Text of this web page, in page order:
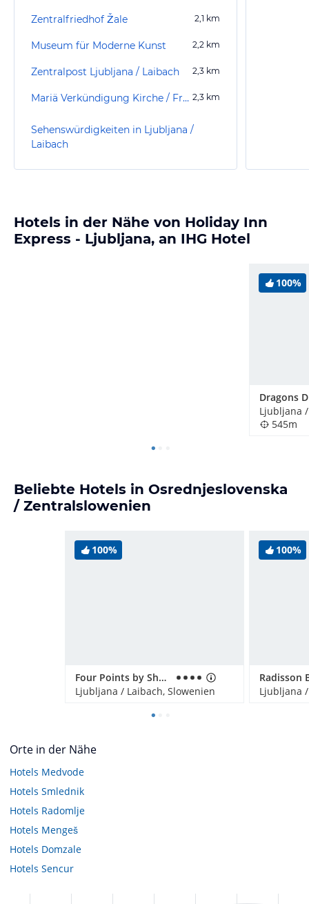
Zentralfriedhof Žale 2,1 km
Museum für Moderne Kunst 2,2 km
Zentralpost Ljubljana / Laibach 2,3 km
Mariä Verkündigung Kirche / Franziskanerkirche 2,3 km
Sehenswürdigkeiten in Ljubljana /
Laibach
Hotels in der Nähe von Holiday Inn
Express - Ljubljana, an IHG Hotel
100%
Ljubljana
545m
Beliebte Hotels in Osrednjeslovenska
/ Zentralslowenien
100%
Four Points by Sheraton Hotel Ljubljana Mons
Ljubljana / Laibach, Slowenien
100%
Ljubljana
Orte in der Nähe
Hotels Medvode
Hotels Smlednik
Hotels Radomlje
Hotels Mengeš
Hotels Domzale
Hotels Sencur